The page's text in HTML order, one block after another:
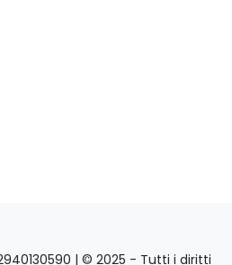
| © 2025 - Tutti i diritti